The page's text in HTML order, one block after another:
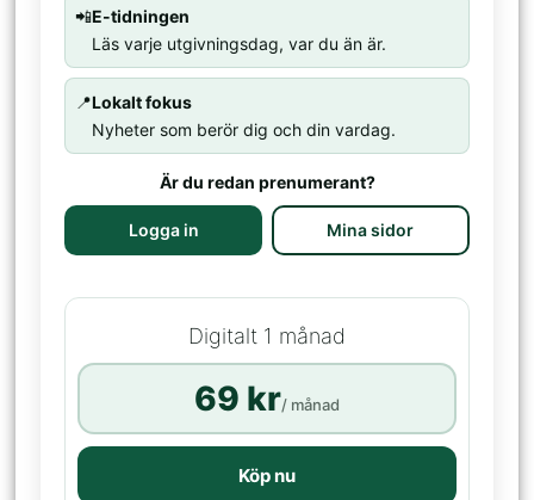
📲E-tidningen
Läs varje utgivningsdag, var du än är.
📍Lokalt fokus
Nyheter som berör dig och din vardag.
Är du redan prenumerant?
Logga in Mina sidor
Digitalt 1 månad
69 kr/ månad
Köp nu